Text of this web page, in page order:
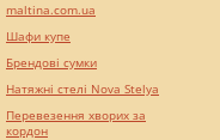
maltina.com.ua
Шафи купе
Брендові сумки
Натяжні стелі Nova Stelya
Перевезення хворих за
кордон